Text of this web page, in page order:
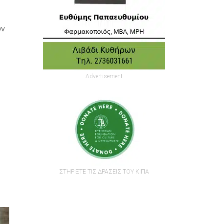
Advertisement
ΣΤΗΡΙΞΤΕ ΤΙΣ ΔΡΑΣΕΙΣ ΤΟΥ ΚΙΠΑ